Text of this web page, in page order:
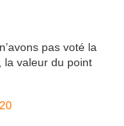
pas voté la
la valeur du point